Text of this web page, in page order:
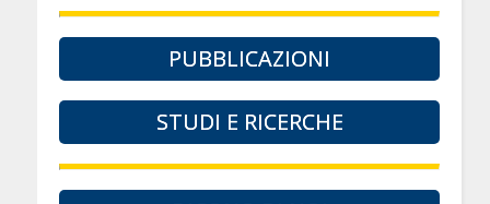
PUBBLICAZIONI
STUDI E RICERCHE